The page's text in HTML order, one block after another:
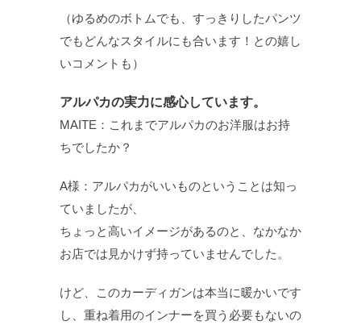
（ゆるめのボトムでも、すっきりしたパンツ
でもどんなスタイルにも合います！との嬉し
いコメントも）
アルパカの実力に感心しています。
MAITE：これまでアルパカのお洋服はお持
ちでしたか？
A様：アルパカがいいものということは知っ
ていましたが、
ちょっと高いイメージがあるのと、なかなか
お店では見かけず持っていませんでした。
けど、このカーディガンは本当に暖かいです
し、重ね着用のインナーを買う必要もないの